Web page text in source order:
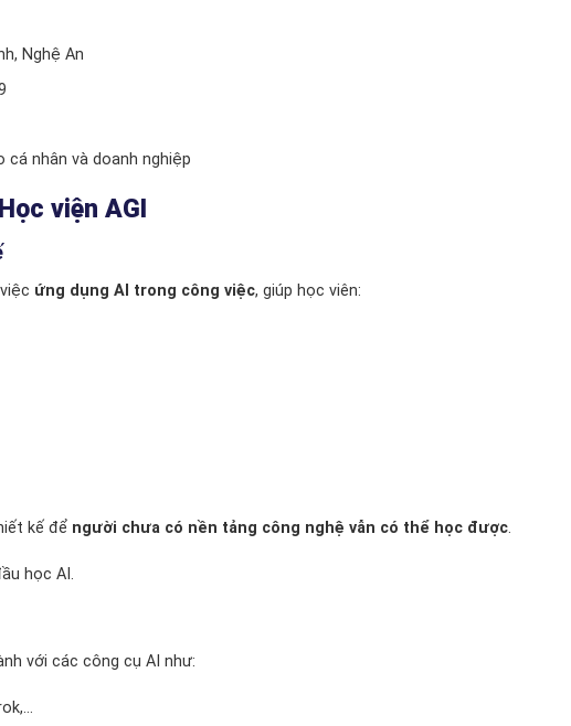
, Nghệ An
cá nhân và doanh nghiệp
Học viện AGI
ứng dụng AI trong công việc, giúp học viên:
kế để người chưa có nền tảng công nghệ vẫn có thể học được.
học AI.
với các công cụ AI như: